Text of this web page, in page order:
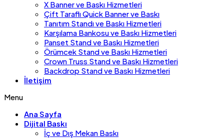
X Banner ve Baskı Hizmetleri
Çift Taraflı Quick Banner ve Baskı
Tanıtım Standı ve Baskı Hizmetleri
Karşılama Bankosu ve Baskı Hizmetleri
Panset Stand ve Baskı Hizmetleri
Örümcek Stand ve Baskı Hizmetleri
Crown Truss Stand ve Baskı Hizmetleri
Backdrop Stand ve Baskı Hizmetleri
İletişim
Menu
Ana Sayfa
Dijital Baskı
İç ve Dış Mekan Baskı